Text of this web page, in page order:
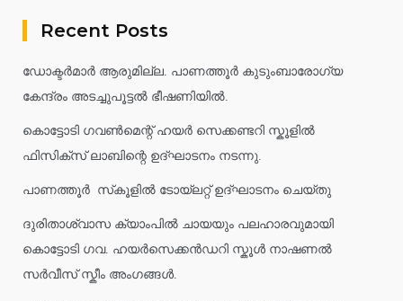
Recent Posts
ഡോക്ടർമാർ ആരുമില്ല. പാണത്തൂർ കുടുംബാരോഗ്യ
കേന്ദ്രം അടച്ചുപൂട്ടൽ ഭീഷണിയിൽ.
കൊട്ടോടി ഗവൺമെന്റ് ഹയർ സെക്കണ്ടറി സ്കൂളിൽ
ഫിസിക്സ് ലാബിന്റെ ഉദ്ഘാടനം നടന്നു.
പാണത്തൂർ സ്‌കൂളിൽ ടോയ്ലറ്റ് ഉദ്ഘാടനം ചെയ്തു
ദുരിതാശ്വാസ ക്യാംപിൽ ചായയും പലഹാരവുമായി
കൊട്ടോടി ഗവ. ഹയർസെക്കൻഡറി സ്കൂൾ നാഷണൽ
സർവീസ് സ്കീം അംഗങ്ങൾ.